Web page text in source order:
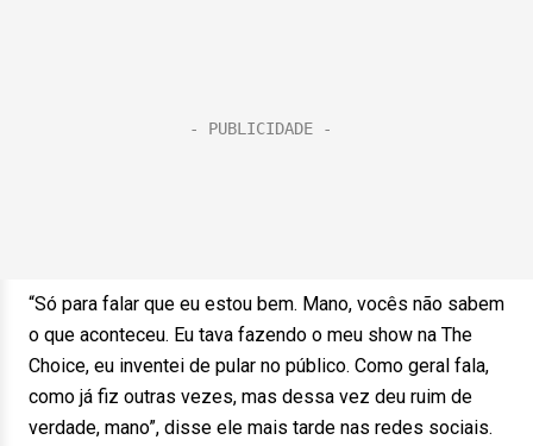
“Só para falar que eu estou bem. Mano, vocês não sabem
o que aconteceu. Eu tava fazendo o meu show na The
Choice, eu inventei de pular no público. Como geral fala,
como já fiz outras vezes, mas dessa vez deu ruim de
verdade, mano”, disse ele mais tarde nas redes sociais.